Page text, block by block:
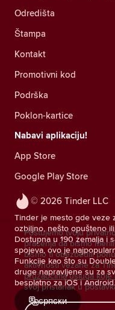
© 2026 Tinder LLC
Tinder je mesto gde veze
ozbiljno, nešto opušteno
Dostupna u 190 zemalja i
spojeva, ovo je
Funkcije kao što su
druge napravljene su za
besplatno za iOS i Android.
српски
Odredišta
Štampa
Kontakt
Promotivni kod
Podrška
Poklon-kartice
Nabavi aplikaciju!
App Store
Google Play Store
Poštujemo tvoju
praćenja da bismo
bismo ti obezbedili
aktivnosti vezane za
pružaocima usluga koje
svoj pristanak u